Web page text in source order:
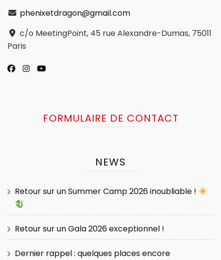
phenixetdragon@gmail.com
c/o MeetingPoint, 45 rue Alexandre-Dumas, 75011
Paris
FORMULAIRE DE CONTACT
NEWS
Retour sur un Summer Camp 2026 inoubliable !
Retour sur un Gala 2026 exceptionnel !
Dernier rappel : quelques places encore